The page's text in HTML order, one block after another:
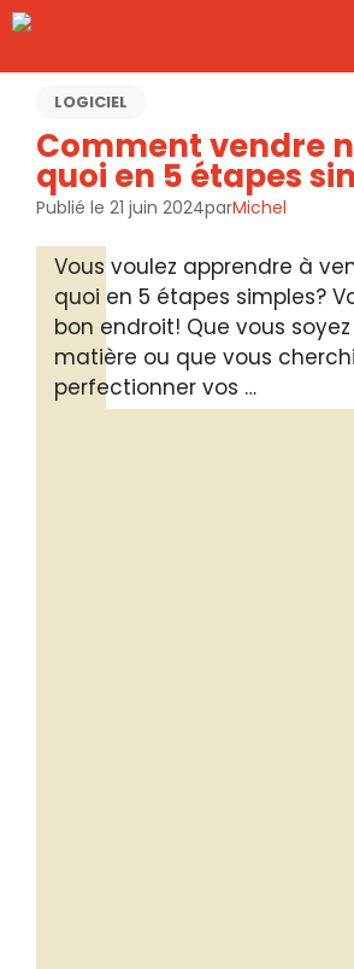
Aller
contenu
LOGICIEL
Comment vendre
quoi en 5 étapes
Publié le 21 juin 2024parMichel
Vous voulez apprendre à
quoi en 5 étapes simples?
bon endroit! Que vous
matière ou que vous
perfectionner vos …